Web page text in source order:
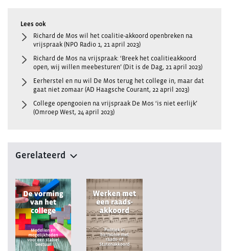
Richard de Mos wil het coalitie-akkoord openbreken na
vrijspraak (NPO Radio 1, 21 april 2023)
Richard de Mos na vrijspraak: ‘Breek het coalitieakkoord
open, wij willen meebesturen’ (Dit is de Dag, 21 april 2023)
Eerherstel en nu wil De Mos terug het college in, maar dat
gaat niet zomaar (AD Haagsche Courant, 22 april 2023)
College opengooien na vrijspraak De Mos ‘is niet eerlijk’
(Omroep West, 24 april 2023)
Gerelateerd